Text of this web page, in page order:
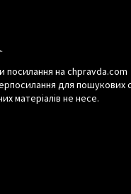
посилання на chpravda.com
для
матеріалів не несе.